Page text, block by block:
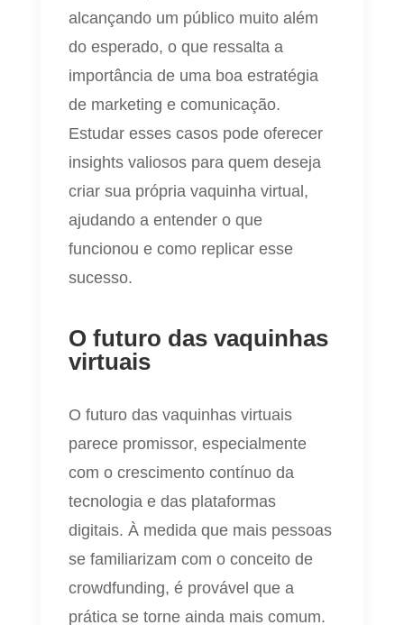
alcançando um público muito além
do esperado, o que ressalta a
importância de uma boa estratégia
de marketing e comunicação.
Estudar esses casos pode oferecer
insights valiosos para quem deseja
criar sua própria vaquinha virtual,
ajudando a entender o que
funcionou e como replicar esse
sucesso.
O futuro das vaquinhas
virtuais
O futuro das vaquinhas virtuais
parece promissor, especialmente
com o crescimento contínuo da
tecnologia e das plataformas
digitais. À medida que mais pessoas
se familiarizam com o conceito de
crowdfunding, é provável que a
prática se torne ainda mais comum.